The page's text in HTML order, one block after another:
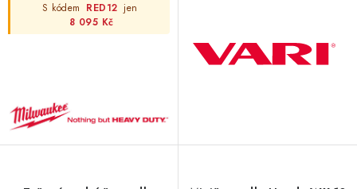
S kódem RED12 jen
8 095 Kč